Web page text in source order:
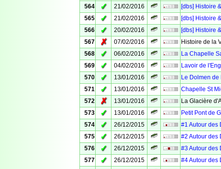
564
✓ 21/02/2016
[dbs] Histoire
565
✓ 21/02/2016
[dbs] Histoire
566
✓ 20/02/2016
[dbs] Histoire
567
✗ 07/02/2016
Histoire de la
568
✓ 06/02/2016
La Chapelle
569
✓ 04/02/2016
Lavoir de
570
✓ 13/01/2016
Le Dolmen de
571
✓ 13/01/2016
Chapelle St
572
✗ 13/01/2016
La Glacière
573
✓ 13/01/2016
Petit Pont de
574
✓ 26/12/2015
#1 Autour des
575
✓ 26/12/2015
#2 Autour des
576
✓ 26/12/2015
#3 Autour des
577
✓ 26/12/2015
#4 Autour des